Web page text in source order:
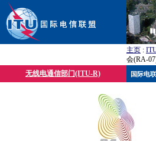
主页 :
会(RA-
无线电通信部门(ITU-R)
国际电